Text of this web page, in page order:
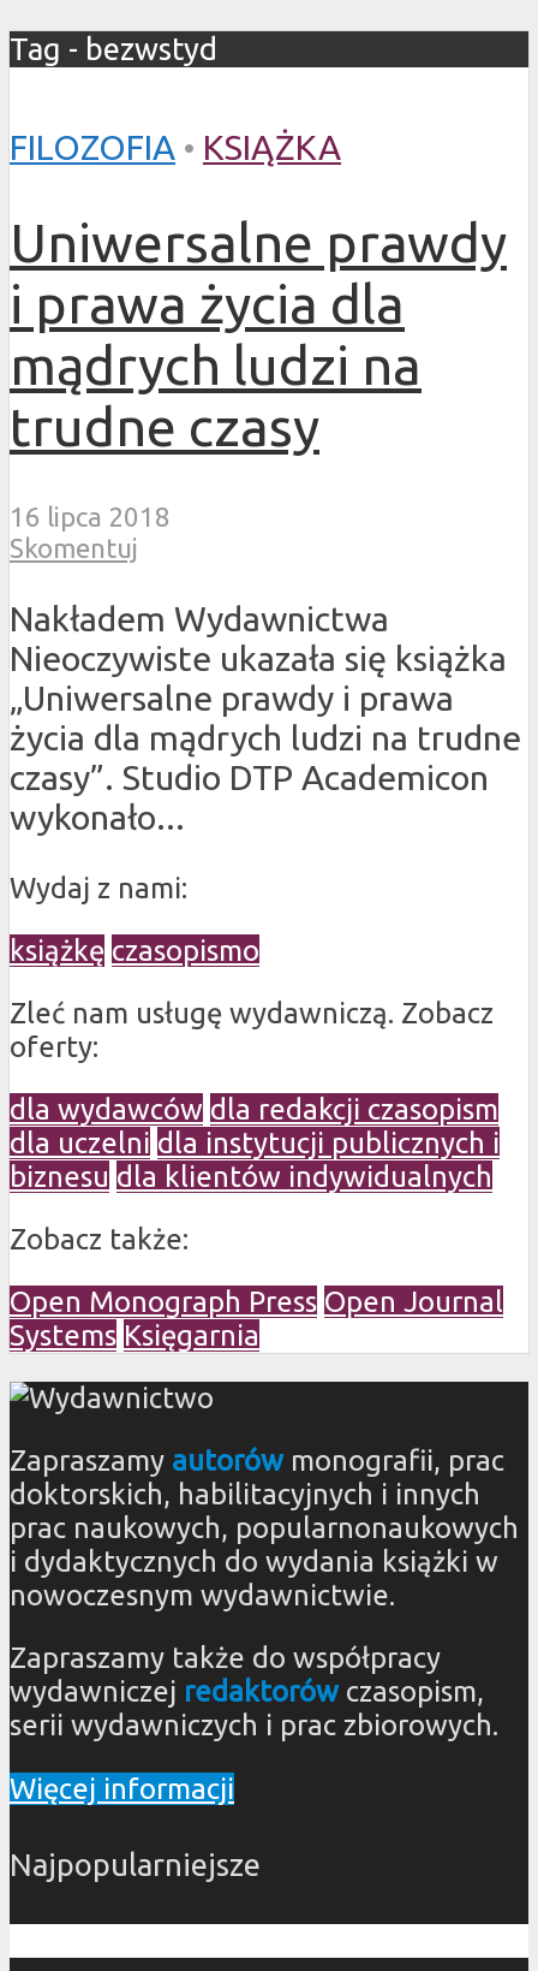
Tag - bezwstyd
FILOZOFIA • KSIĄŻKA
Uniwersalne prawdy
i prawa życia dla
mądrych ludzi na
trudne czasy
16 lipca 2018
Skomentuj
Nakładem Wydawnictwa
Nieoczywiste ukazała się książka
„Uniwersalne prawdy i prawa
życia dla mądrych ludzi na trudne
czasy”. Studio DTP Academicon
wykonało...
Wydaj z nami:
książkę czasopismo
Zleć nam usługę wydawniczą. Zobacz
oferty:
dla wydawców dla redakcji czasopism
dla uczelni dla instytucji publicznych i
biznesu dla klientów indywidualnych
Zobacz także:
Open Monograph Press Open Journal
Systems Księgarnia
Zapraszamy autorówmonografii, prac
doktorskich, habilitacyjnych i innych
prac naukowych, popularnonaukowych
i dydaktycznych do wydania książki w
nowoczesnym wydawnictwie.
Zapraszamy także do współpracy
wydawniczej redaktorówczasopism,
serii wydawniczych i prac zbiorowych.
Więcej informacji
Najpopularniejsze